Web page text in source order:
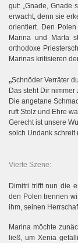
gut: „Gnade, Gnade
erwacht, denn sie
orientiert. Den
Marina und Marfa
orthodoxe
Marinas kritisieren
„Schnöder Verräter
Das steht Dir nimmer
Die angetane
ruft Stolz und Ehre
Gerecht ist unsere
solch Undank schreit
Vierte Szene:
Dimitri trifft nun die
den Polen trennen
ihm, seinen
Marina möchte
ließ, um Xenia